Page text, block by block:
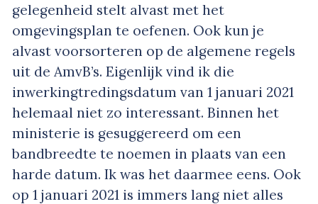
gelegenheid stelt alvast met het
omgevingsplan te oefenen. Ook kun je
alvast voorsorteren op de algemene regels
uit de AmvB’s. Eigenlijk vind ik die
inwerkingtredingsdatum van 1 januari 2021
helemaal niet zo interessant. Binnen het
ministerie is gesuggereerd om een
bandbreedte te noemen in plaats van een
harde datum. Ik was het daarmee eens. Ook
op 1 januari 2021 is immers lang niet alles